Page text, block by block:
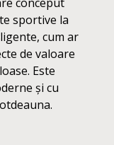
sportive la
cum ar
de valoare
Este
și cu